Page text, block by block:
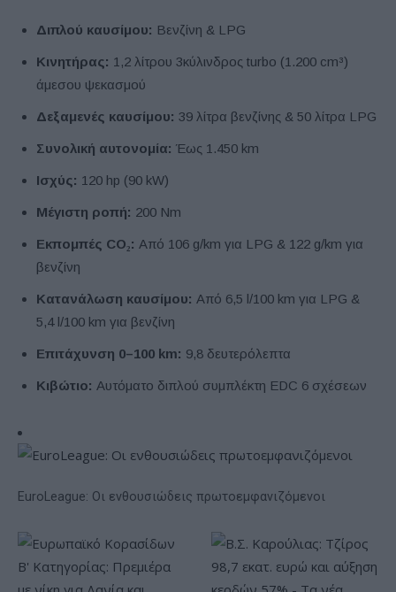
Διπλού καυσίμου: Βενζίνη & LPG
Κινητήρας: 1,2 λίτρου 3κύλινδρος turbo (1.200 cm³)
άμεσου ψεκασμού
Δεξαμενές καυσίμου: 39 λίτρα βενζίνης & 50 λίτρα LPG
Συνολική αυτονομία: Έως 1.450 km
Ισχύς: 120 hp (90 kW)
Μέγιστη ροπή: 200 Nm
Εκπομπές CO₂: Από 106 g/km για LPG & 122 g/km για
βενζίνη
Κατανάλωση καυσίμου: Από 6,5 l/100 km για LPG &
5,4 l/100 km για βενζίνη
Επιτάχυνση 0–100 km: 9,8 δευτερόλεπτα
Κιβώτιο: Αυτόματο διπλού συμπλέκτη EDC 6 σχέσεων
EuroLeague: Οι ενθουσιώδεις πρωτοεμφανιζόμενοι